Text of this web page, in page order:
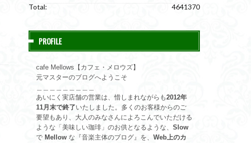
4641370
Total:
PROFILE
cafe Mellows【カフェ・メロウズ】
元マスターのブログへようこそ
あいにく実店舗の営業は、惜しまれながらも2012年
11月末で終了いたしました。多くのお客様からのご
要望もあり、大人のみなさんによろこんでいただける
ような「美味しい珈琲」のお供となるような、 Slow
で Mellow な『音楽主体のブログ』を、 Web上のカ